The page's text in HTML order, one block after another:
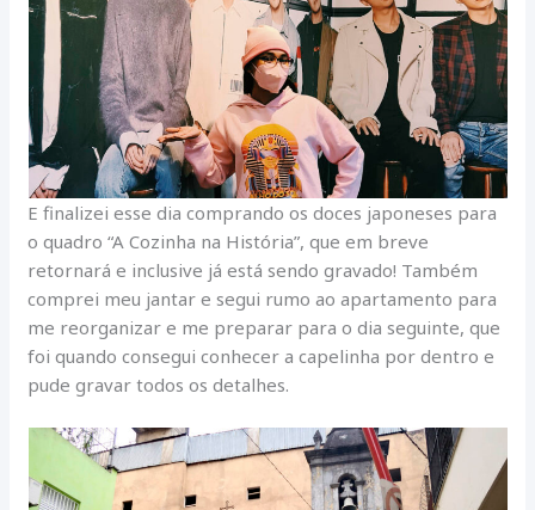
E finalizei esse dia comprando os doces japoneses para
o quadro “A Cozinha na História”, que em breve
retornará e inclusive já está sendo gravado! Também
comprei meu jantar e segui rumo ao apartamento para
me reorganizar e me preparar para o dia seguinte, que
foi quando consegui conhecer a capelinha por dentro e
pude gravar todos os detalhes.